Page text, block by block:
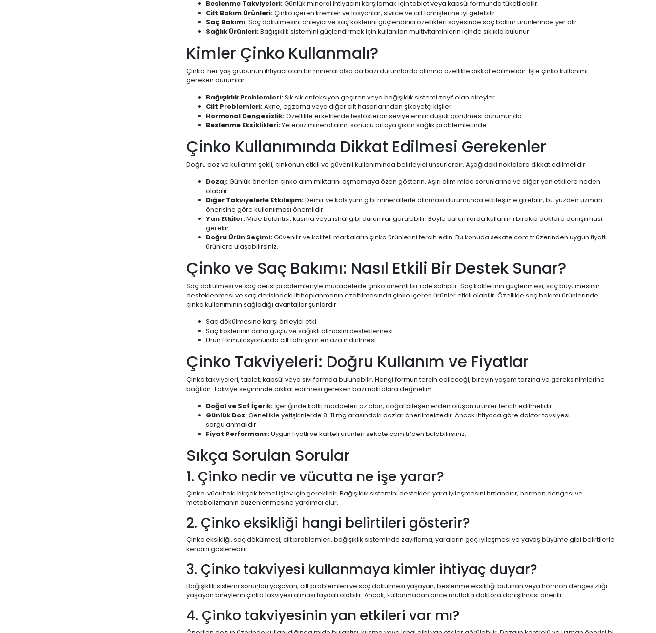
Beslenme Takviyeleri:Günlük mineral ihtiyacını karşılamak için tablet veya kapsül formunda tüketilebilir.
Cilt Bakım Ürünleri:Çinko içeren kremler ve losyonlar, sivilce ve cilt tahrişlerine iyi gelebilir.
Saç Bakımı:Saç dökülmesini önleyici ve saç köklerini güçlendirici özellikleri sayesinde saç bakım ürünlerinde yer alır.
Sağlık Ürünleri:Bağışıklık sistemini güçlendirmek için kullanılan multivitaminlerin içinde sıklıkla bulunur.
Kimler Çinko Kullanmalı?
Çinko, her yaş grubunun ihtiyacı olan bir mineral olsa da bazı durumlarda alımına özellikle dikkat edilmelidir. İşte çinko kullanımı
gereken durumlar:
Bağışıklık Problemleri:Sık sık enfeksiyon geçiren veya bağışıklık sistemi zayıf olan bireyler.
Cilt Problemleri:Akne, egzama veya diğer cilt hasarlarından şikayetçi kişiler.
Hormonal Dengesizlik:Özellikle erkeklerde testosteron seviyelerinin düşük görülmesi durumunda.
Beslenme Eksiklikleri:Yetersiz mineral alımı sonucu ortaya çıkan sağlık problemlerinde.
Çinko Kullanımında Dikkat Edilmesi Gerekenler
Doğru doz ve kullanım şekli, çinkonun etkili ve güvenli kullanımında belirleyici unsurlardır. Aşağıdaki noktalara dikkat edilmelidir:
Dozaj:Günlük önerilen çinko alım miktarını aşmamaya özen gösterin. Aşırı alım mide sorunlarına ve diğer yan etkilere neden
olabilir.
Diğer Takviyelerle Etkileşim:Demir ve kalsiyum gibi minerallerle alınması durumunda etkileşime girebilir, bu yüzden uzman
önerisine göre kullanılması önemlidir.
Yan Etkiler:Mide bulantısı, kusma veya ishal gibi durumlar görülebilir. Böyle durumlarda kullanımı bırakıp doktora danışılması
gerekir.
Doğru Ürün Seçimi:Güvenilir ve kaliteli markaların çinko ürünlerini tercih edin. Bu konuda sekate.com.tr üzerinden uygun fiyatlı
ürünlere ulaşabilirsiniz.
Çinko ve Saç Bakımı: Nasıl Etkili Bir Destek Sunar?
Saç dökülmesi ve saç derisi problemleriyle mücadelede çinko önemli bir role sahiptir. Saç köklerinin güçlenmesi, saç büyümesinin
desteklenmesi ve saç derisindeki iltihaplanmanın azaltılmasında çinko içeren ürünler etkili olabilir. Özellikle saç bakımı ürünlerinde
çinko kullanımının sağladığı avantajlar şunlardır:
Saç dökülmesine karşı önleyici etki
Saç köklerinin daha güçlü ve sağlıklı olmasını desteklemesi
Ürün formülasyonunda cilt tahrişinin en aza indirilmesi
Çinko Takviyeleri: Doğru Kullanım ve Fiyatlar
Çinko takviyeleri, tablet, kapsül veya sıvı formda bulunabilir. Hangi formun tercih edileceği, bireyin yaşam tarzına ve gereksinimlerine
bağlıdır. Takviye seçiminde dikkat edilmesi gereken bazı noktalara değinelim:
Doğal ve Saf İçerik: İçeriğinde katkı maddeleri az olan, doğal bileşenlerden oluşan ürünler tercih edilmelidir.
Günlük Doz:Genellikle yetişkinlerde 8-11 mg arasındaki dozlar önerilmektedir. Ancak ihtiyaca göre doktor tavsiyesi
sorgulanmalıdır.
Fiyat Performans:Uygun fiyatlı ve kaliteli ürünleri sekate.com.tr’den bulabilirsiniz.
Sıkça Sorulan Sorular
1. Çinko nedir ve vücutta ne işe yarar?
Çinko, vücuttaki birçok temel işlev için gereklidir. Bağışıklık sistemini destekler, yara iyileşmesini hızlandırır, hormon dengesi ve
metabolizmanın düzenlenmesine yardımcı olur.
2. Çinko eksikliği hangi belirtileri gösterir?
Çinko eksikliği, saç dökülmesi, cilt problemleri, bağışıklık sisteminde zayıflama, yaraların geç iyileşmesi ve yavaş büyüme gibi belirtilerle
kendini gösterebilir.
3. Çinko takviyesi kullanmaya kimler ihtiyaç duyar?
Bağışıklık sistemi sorunları yaşayan, cilt problemleri ve saç dökülmesi yaşayan, beslenme eksikliği bulunan veya hormon dengesizliği
yaşayan bireylerin çinko takviyesi alması faydalı olabilir. Ancak, kullanmadan önce mutlaka doktora danışılması önerilir.
4. Çinko takviyesinin yan etkileri var mı?